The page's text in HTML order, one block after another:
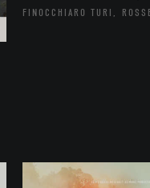
FINOCCHIARO TURI,